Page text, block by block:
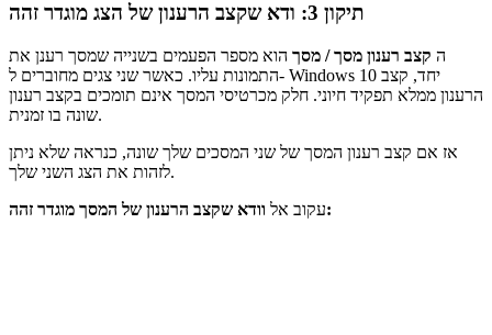
תיקון 3: ודא שקצב הרענון של הצג מוגדר זהה
ה קצב רענון מסך / מסך הוא מספר הפעמים בשנייה שמסך רענן את
התמונות עליו. כאשר שני צגים מחוברים ל- Windows 10 יחד, קצב
הרענון ממלא תפקיד חיוני. חלק מכרטיסי המסך אינם תומכים בקצב רענון
שונה בו זמנית.
אז אם קצב רענון המסך של שני המסכים שלך שונה, כנראה שלא ניתן
לזהות את הצג השני שלך.
עקוב אלוודא שקצב הרענון של המסך מוגדר זהה: